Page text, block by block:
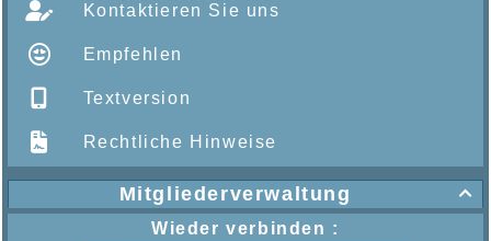
Kontaktieren Sie uns
Empfehlen
Textversion
Rechtliche Hinweise

Mitgliederverwaltung
Wieder verbinden :